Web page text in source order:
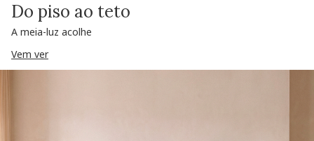
Do piso ao teto
A meia-luz acolhe
Vem ver